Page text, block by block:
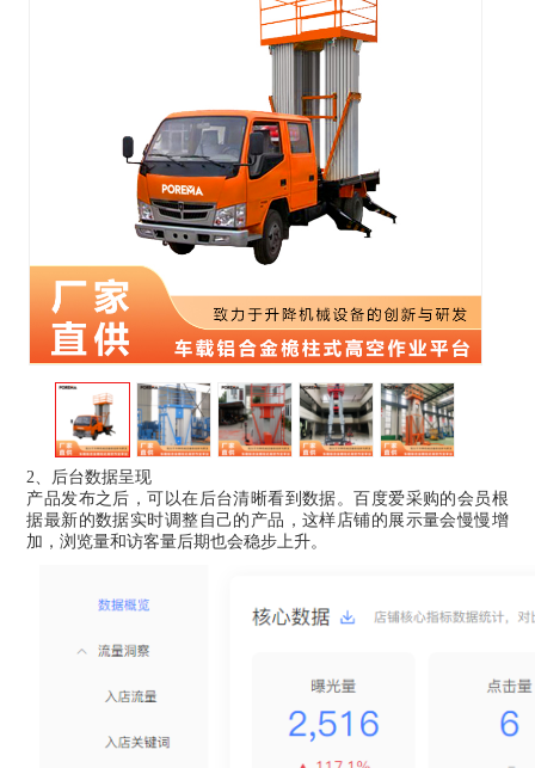
2、后台数据呈现
产品发布之后，可以在后台清晰看到数据。百度爱采购的会员根
据最新的数据实时调整自己的产品，这样店铺的展示量会慢慢增
加，浏览量和访客量后期也会稳步上升。